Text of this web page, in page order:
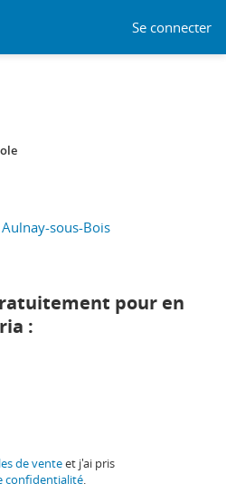
Se connecter
sous-Bois
pour en
:
de venteet j'ai pris
confidentialité.